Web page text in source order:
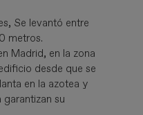
Se levantó entre
metros.
Madrid, en la zona
desde que se
en la azotea y
su